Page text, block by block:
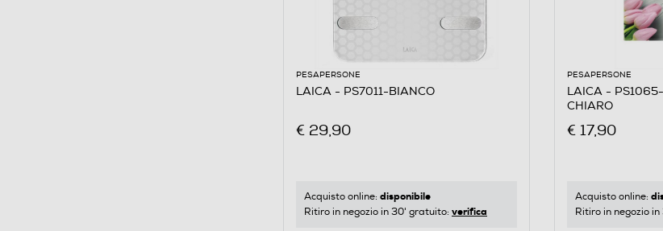
PESAPERSONE
LAICA - PS7011-BIANCO
€ 29,90
Acquisto online: disponibile
Ritiro in negozio in 30' gratuito: verifica
PESAPERSONE
LAICA -
CHIARO
€ 17,90
Acquisto online:
Ritiro in negozio